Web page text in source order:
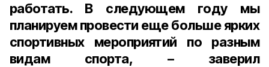
работать. В следующем году мы
планируем провести еще больше ярких
спортивных мероприятий по разным
видам спорта, – заверил